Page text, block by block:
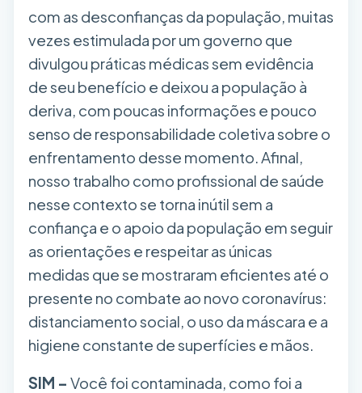
com as desconfianças da população, muitas
vezes estimulada por um governo que
divulgou práticas médicas sem evidência
de seu benefício e deixou a população à
deriva, com poucas informações e pouco
senso de responsabilidade coletiva sobre o
enfrentamento desse momento. Afinal,
nosso trabalho como profissional de saúde
nesse contexto se torna inútil sem a
confiança e o apoio da população em seguir
as orientações e respeitar as únicas
medidas que se mostraram eficientes até o
presente no combate ao novo coronavírus:
distanciamento social, o uso da máscara e a
higiene constante de superfícies e mãos.
SIM – Você foi contaminada, como foi a